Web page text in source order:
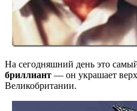
На сегодняшний день это
бриллиант — он украшает
Великобритании.